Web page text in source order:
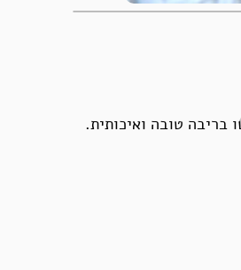
טובה ואיכותית.